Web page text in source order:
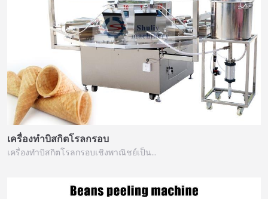
เครื่องทำบิสกิตโรลกรอบ
เครื่องทำบิสกิตโรลกรอบเชิงพาณิชย์เป็น…